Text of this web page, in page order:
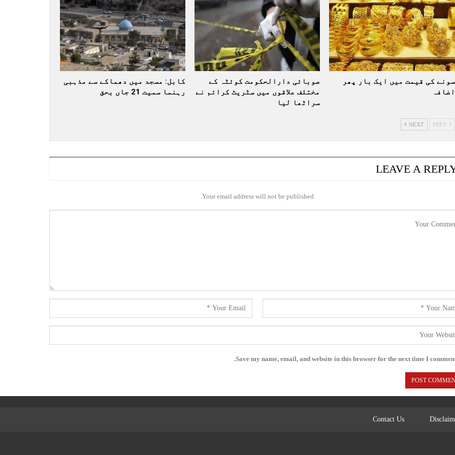
سونے کی قیمت میں ایک بار پھر
اضافہ
صوبائی دارالحکومت کوئٹہ کے
مختلف علاقوں میں سٹریٹ کرائم نے
سراٹھا لیا
کابل: مسجد میں دھماکے سے مذہبی
رہنما سمیت 21 جاں بحق
NEXT
LEAVE A
Your email address will not be published.
Save my name, email, and website in this browser for the next time I
Contact Us